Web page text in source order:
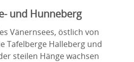
und Hunneberg
Vänernsees, östlich von
Tafelberge Halleberg und
steilen Hänge wachsen